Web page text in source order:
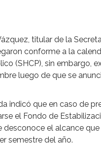
titular de la
conforme a la
(SHCP), sin embargo,
luego de que se
indicó que en caso de
el Fondo de
desconoce el alcance
semestre del año.